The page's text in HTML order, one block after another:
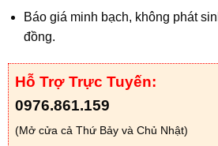
Báo giá minh bạch, không phát
đồng.
Hỗ Trợ Trực Tuyến:
0976.861.159
(Mở cửa cả Thứ Bảy và Chủ Nhật)